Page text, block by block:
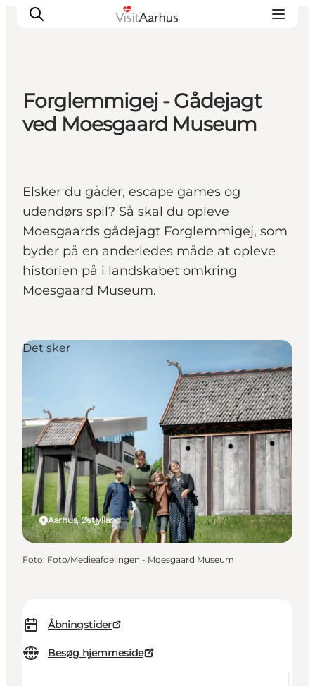
Oplevelser
Transport
Forglemmigej - Gådejagt
ved Moesgaard Museum
Elsker du gåder, escape games og
udendørs spil? Så skal du opleve
Moesgaards gådejagt Forglemmigej, som
byder på en anderledes måde at opleve
historien på i landskabet omkring
Moesgaard Museum.
Åbningstider
Besøg hjemmeside
Aarhus, Østjylland
Det sker
Foto: Foto/Medieafdelingen - Moesgaard Museum